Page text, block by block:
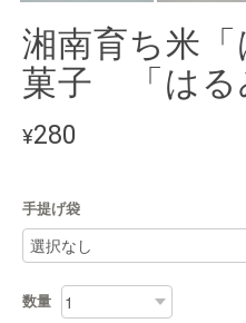
湘南育ち米
菓子 「は
¥280
手提げ袋
数量